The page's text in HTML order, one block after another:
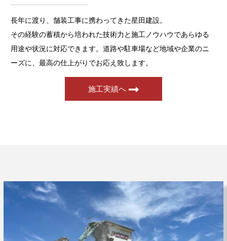
長年に渡り、舗装工事に携わってきた星田建設。
その経験の蓄積から培われた技術力と施工ノウハウであらゆる
用途や状況に対応できます。道路や駐車場など地域や企業のニ
ーズに、最高の仕上がりでお応え致します。
施工実績へ